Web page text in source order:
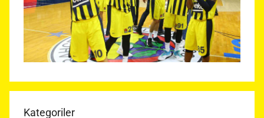
Kategoriler